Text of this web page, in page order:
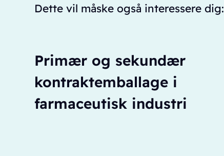
Dette vil måske også interessere dig:
Primær og sekundær
kontraktemballage i
farmaceutisk industri